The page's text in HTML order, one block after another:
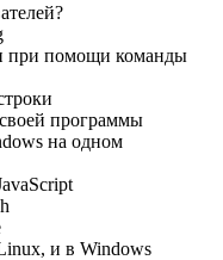
при помощи команды
программы
на одном
и в Windows